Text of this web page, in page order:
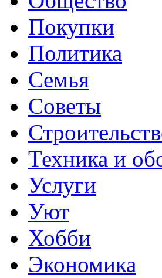
Покупки
Политика
Семья
Советы
Техника и
Услуги
Уют
Хобби
Экономика